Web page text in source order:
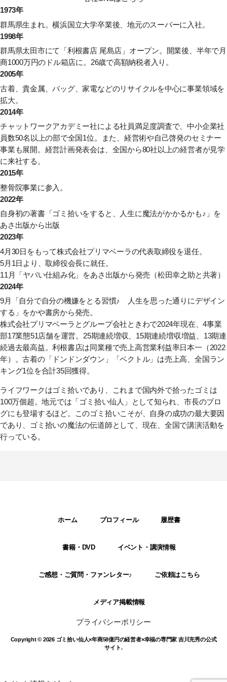
1973年
群馬県生まれ。横浜国立大学卒業後、地元のスーパーに入社。
1998年
群馬県太田市にて「利根書店 尾島店」オープン。開業後、半年で月
商1000万円のドル箱店に。26歳で高額納税者入り。
2005年
古着、貴金属、バッグ、家電などのリサイクルを中心に事業領域を
拡大。
2014年
チャットワークアカデミー社による社員満足度調査で、中小企業社
員数50名以上の部で全国1位。また、経営術や自己啓発のセミナー
事業も展開。経営計画発表会は、全国から80社以上の経営者が見学
に来社する。
2015年
整骨院事業に参入。
2022年
自身初の著書「ゴミ拾いをすると、人生に魔法がかかるかも♪」 を
あさ出版から出版
2023年
4月30日をもって株式会社プリマベーラの代表取締役を退任。
5月1日より、取締役会長に就任。
11月
「ヤバい仕組み化」
をあさ出版から発売（松田幸之助と共著）
2024年
9月
「自分で自分の機嫌をとる習慣♪ 人生を思った通りにデザイン
する」 をかや書房から発売。
株式会社プリマベーラとグループ会社ときわで2024年現在、4事業
部17業態51店舗を運営。25期連続増収、15期連続増収増益、13期連
続過去最高益。利根書店は同業種で売上高営業利益率日本一（2022
年）。古着の「ドンドンダウン」「ベクトル」は売上高、全国ラン
キング1位を合計35回獲得。
ライフワークはゴミ拾いであり、これまで国内外で拾ったゴミは
100万個超。地元では「ゴミ拾い仙人」として知られ、市長のブロ
グにも登場するほど。このゴミ拾いこそが、自身の成功の最大要因
であり、ゴミ拾いの魔法の伝道師として、現在、全国で講演活動を
行っている。
ホーム プロフィール 履歴書
書籍・DVD イベント・講演情報
ご感想・ご質問・ファンレター♪ ご依頼はこちら
メディア掲載情報
プライバシーポリシー
Copyright © 2026 ゴミ拾い仙人×年商58億円の経営者×幸福の専門家 吉川充秀の公式
サイト.